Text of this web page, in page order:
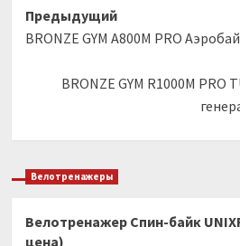
Навигация
записи
Предыдущий
BRONZE GYM A800M PRO
BRONZE GYM R1000M PRO
Велотренажеры
Велотренажер Спин-байк
цена)